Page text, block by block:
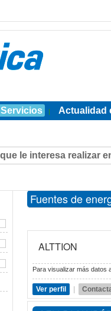
Servicios | Actualidad
Fuentes de
ALTTION
Para visualizar más datos
Ver perfil